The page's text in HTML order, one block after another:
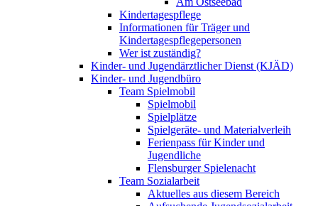
Kindertagespflege
Informationen für Träger und
Kindertagespflegepersonen
Wer ist zuständig?
Kinder- und Jugendärztlicher Dienst (KJÄD)
Kinder- und Jugendbüro
Team Spielmobil
Spielmobil
Spielplätze
Spielgeräte- und Materialverleih
Ferienpass für Kinder und
Jugendliche
Flensburger Spielenacht
Team Sozialarbeit
Aktuelles aus diesem Bereich